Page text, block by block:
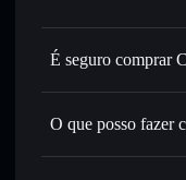
É seguro comprar
CASH token
O que posso fazer
CASH